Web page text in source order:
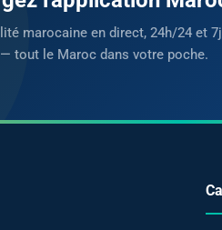
marocaine en direct, 24h/24 et
tout le Maroc dans votre poche.